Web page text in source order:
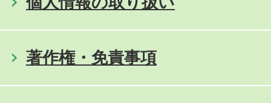
著作権・免責事項